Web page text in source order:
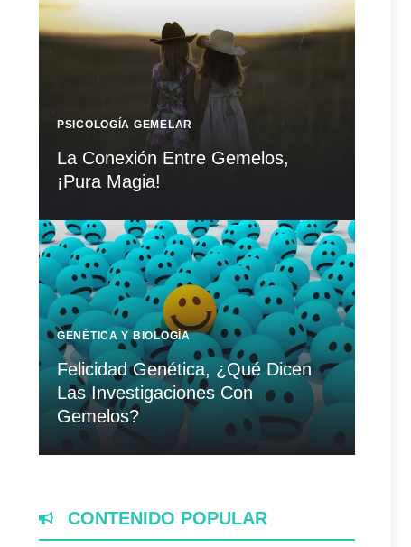
PSICOLOGÍA GEMELAR
La Conexión Entre Gemelos,
¡Pura Magia!
GENÉTICA Y BIOLOGÍA
Felicidad Genética, ¿Qué Dicen
Las Investigaciones Con
Gemelos?
CONTENIDO POPULAR